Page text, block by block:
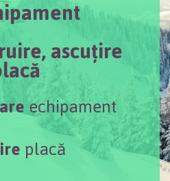
ascuțire
echipament
placă